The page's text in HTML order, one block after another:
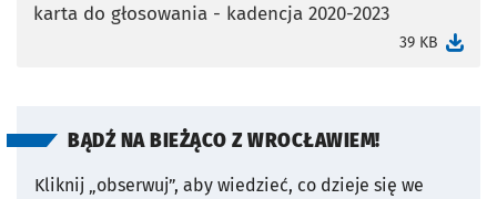
karta do głosowania - kadencja 2020-2023
39 KB
BĄDŹ NA BIEŻĄCO Z WROCŁAWIEM!
Kliknij „obserwuj”, aby wiedzieć, co dzieje się we